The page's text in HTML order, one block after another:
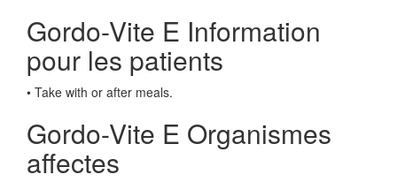
Gordo-Vite E Information
pour les patients
• Take with or after meals.
Gordo-Vite E Organismes
affectes